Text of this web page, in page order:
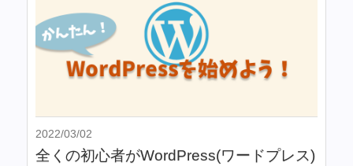
2022/03/02
全くの初心者がWordPress(ワードプレス)